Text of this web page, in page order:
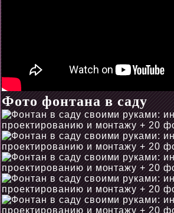
Фото фонтана в саду